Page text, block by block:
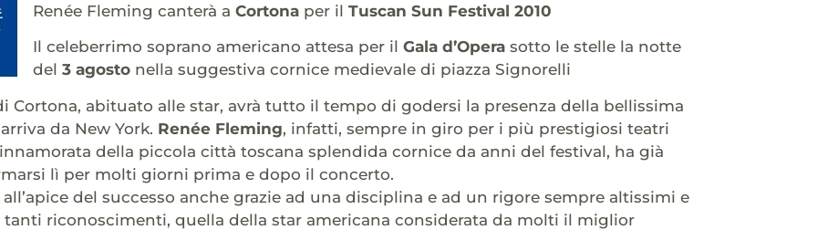
Renée Fleming canterà a Cortona per il Tuscan Sun Festival 2010
Il celeberrimo soprano americano attesa per il Gala d’Opera sotto le stelle la notte
del 3 agosto nella suggestiva cornice medievale di piazza Signorelli
Cortona, abituato alle star, avrà tutto il tempo di godersi la presenza della bellissima
da New York. Renée Fleming, infatti, sempre in giro per i più prestigiosi teatri
della piccola città toscana splendida cornice da anni del festival, ha già
lì per molti giorni prima e dopo il concerto.
all’apice del successo anche grazie ad una disciplina e ad un rigore sempre altissimi e
tanti riconoscimenti, quella della star americana considerata da molti il miglior